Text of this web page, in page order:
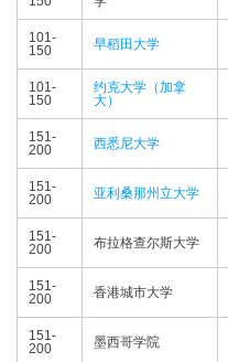
101-
150
早稻田大学
101-
150
约克大学（加拿
大）
151-
200
西悉尼大学
151-
200
亚利桑那州立大学
151-
200
布拉格查尔斯大学
151-
200
香港城市大学
151-
200
墨西哥学院